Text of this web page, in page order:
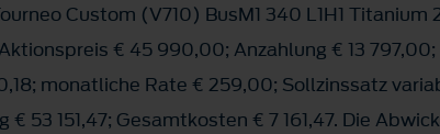
Custom (V710) BusM1 340 L1H1 Titanium
€ 45 990,00; Anzahlung € 13
monatliche Rate € 259,00; Sollzinssatz
53 151,47; Gesamtkosten € 7 161,47. Die